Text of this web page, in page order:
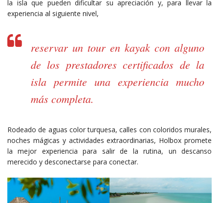
la isla que pueden dificultar su apreciación y, para llevar la
experiencia al siguiente nivel,
reservar un tour en kayak con alguno
de los prestadores certificados de la
isla permite una experiencia mucho
más completa.
Rodeado de aguas color turquesa, calles con coloridos murales,
noches mágicas y actividades extraordinarias, Holbox promete
la mejor experiencia para salir de la rutina, un descanso
merecido y desconectarse para conectar.